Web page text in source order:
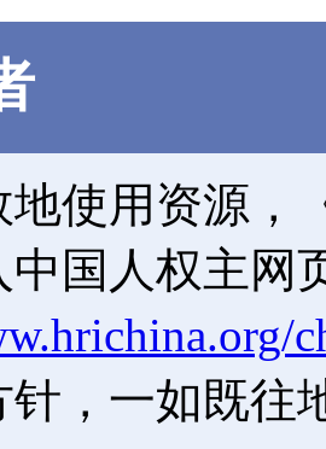
地使用资源，
中国人权主网
针，一如既往